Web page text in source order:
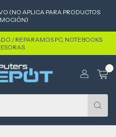
(NO APLICA PARA PRODUCTOS
/ REPARAMOS PC, NOTEBOOKS